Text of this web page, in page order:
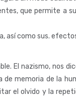
que permite a
como sus.
El nazismo, nos
de memoria de la
el olvido y la